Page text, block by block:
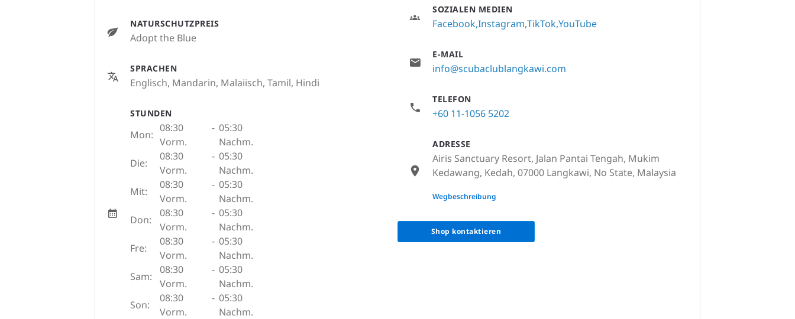
NATURSCHUTZPREIS
Adopt the Blue
SPRACHEN
Englisch, Mandarin, Malaiisch, Tamil, Hindi
STUNDEN
Mon:
08:30
Vorm.
- 05:30
Nachm.
Die:
08:30
Vorm.
- 05:30
Nachm.
Mit:
08:30
Vorm.
- 05:30
Nachm.
Don:
08:30
Vorm.
- 05:30
Nachm.
Fre:
08:30
Vorm.
- 05:30
Nachm.
Sam:
08:30
Vorm.
- 05:30
Nachm.
Son:
08:30
Vorm.
- 05:30
Nachm.
SOZIALEN MEDIEN
FacebookInstagram TikTokYouTube
E-MAIL
info@scubaclublangkawi.com
TELEFON
+60 11-1056 5202
ADRESSE
Airis Sanctuary Resort, Jalan Pantai Tengah, Mukim
Kedawang, Kedah, 07000 Langkawi, No State, Malaysia
None
Wegbeschreibung
Shop kontaktieren